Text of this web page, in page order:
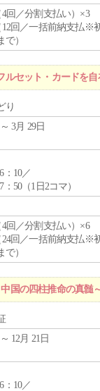
4回／分割支払い）×3
12回／一括前納支払※
で）
セット・カードを自
り
3月 29日
：10／
：50（1日2コマ）
4回／分割支払い）×6
24回／一括前納支払※
で）
国の四柱推命の真髄
12月 21日
：10／